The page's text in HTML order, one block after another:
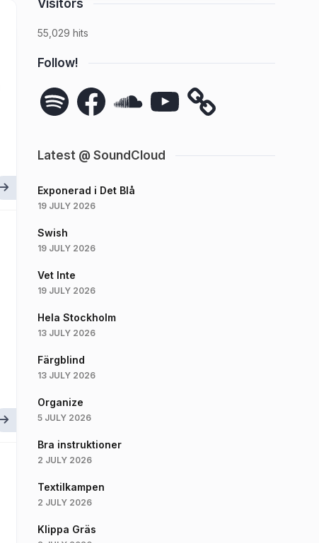
Visitors
55,029 hits
Follow!
Spotify Facebook YouTube
Latest @ SoundCloud
Exponerad i Det Blå
19 JULY 2026
Swish
19 JULY 2026
Vet Inte
19 JULY 2026
Hela Stockholm
13 JULY 2026
Färgblind
13 JULY 2026
Organize
5 JULY 2026
Bra instruktioner
2 JULY 2026
Textilkampen
2 JULY 2026
Klippa Gräs